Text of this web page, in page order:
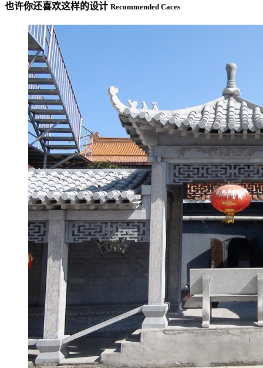
也许你还喜欢这样的设计 Recommended Caces